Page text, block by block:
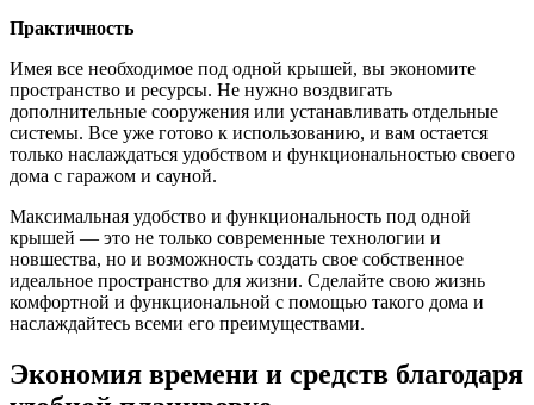
Практичность
Имея все необходимое под одной крышей, вы экономите
пространство и ресурсы. Не нужно воздвигать
дополнительные сооружения или устанавливать отдельные
системы. Все уже готово к использованию, и вам остается
только наслаждаться удобством и функциональностью своего
дома с гаражом и сауной.
Максимальная удобство и функциональность под одной
крышей — это не только современные технологии и
новшества, но и возможность создать свое собственное
идеальное пространство для жизни. Сделайте свою жизнь
комфортной и функциональной с помощью такого дома и
наслаждайтесь всеми его преимуществами.
Экономия времени и средств благодаря